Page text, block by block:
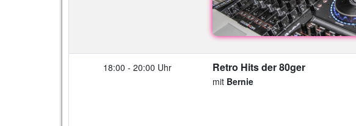
18:00 - 20:00 Uhr Retro Hits der 80ger
mit Bernie